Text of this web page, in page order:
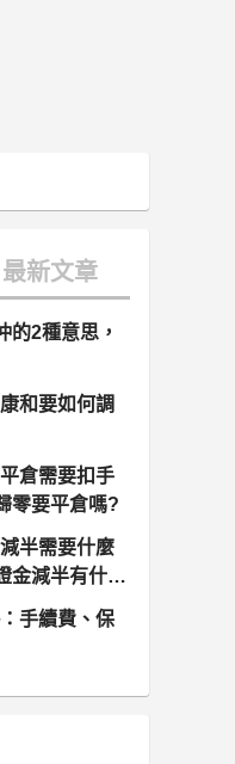
的2種意思，
和要如何調
倉需要扣手
零要平倉嗎?
半需要什麼
金減半有什麼
手續費、保